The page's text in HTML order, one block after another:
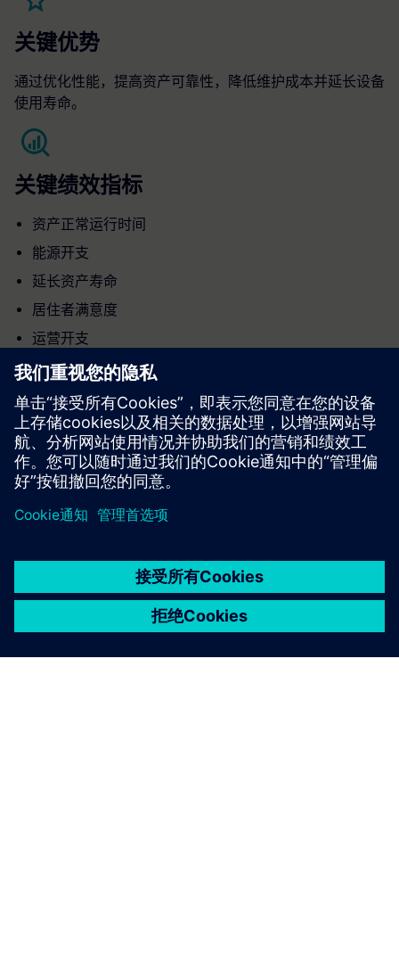
关键优势
通过优化性能，提高资产可靠性，降低维护成本并延长设备
使用寿命。
关键绩效指标
资产正常运行时间
能源开支
延长资产寿命
居住者满意度
运营开支